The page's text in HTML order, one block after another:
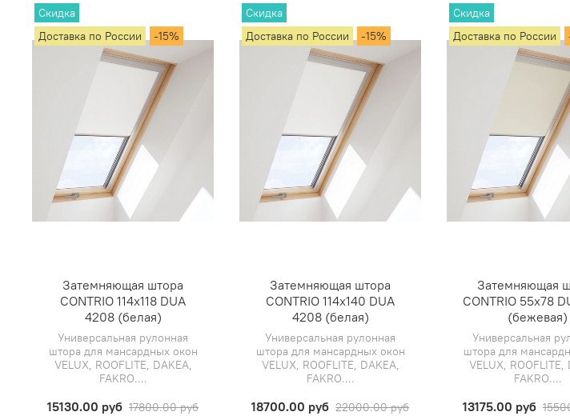
Скидка
Доставка по России
-15%
Затемняющая штора
CONTRIO 114х118 DUA
4208 (белая)
Универсальная рулонная
штора для мансардных окон
VELUX, ROOFLITE, DAKEA,
FAKRO....
15130.00 руб 17800.00 руб
Скидка
Доставка по России
-15%
Затемняющая штора
CONTRIO 114х140 DUA
4208 (белая)
Универсальная рулонная
штора для мансардных окон
VELUX, ROOFLITE, DAKEA,
FAKRO....
18700.00 руб 22000.00 руб
Скидка
Доставка по России
Затемняющая
CONTRIO 55х78
(бежевая)
Универсальная
штора для
VELUX, ROOFLITE,
FAKRO....
13175.00 руб